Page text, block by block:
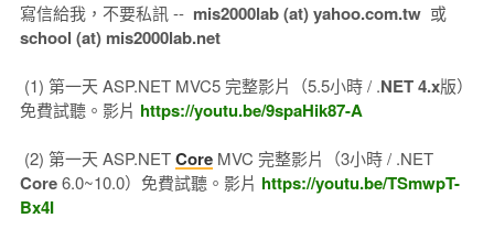
寫信給我，不要私訊 -- mis2000lab (at) yahoo.com.tw或
school (at) mis2000lab.net
(1) 第一天 ASP.NET MVC5 完整影片（5.5小時 / .NET 4.x版）
免費試聽。影片 https://youtu.be/9spaHik87-A
(2) 第一天 ASP.NETCoreMVC 完整影片（3小時 / .NET
Core6.0~10.0）免費試聽。影片 https://youtu.be/TSmwpT-
Bx4I